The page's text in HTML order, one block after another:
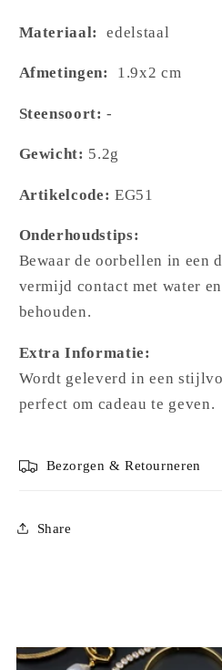
Materiaal: edelstaal
Afmetingen: 1.9x2 cm
Steensoort: -
Gewicht: 5.2g
Artikelcode:EG51
Onderhoudstips:
Bewaar de oorbellen in een
vermijd contact met water
behouden.
Extra Informatie:
Wordt geleverd in een
perfect om cadeau te geven.
Bezorgen & Retourneren
Share